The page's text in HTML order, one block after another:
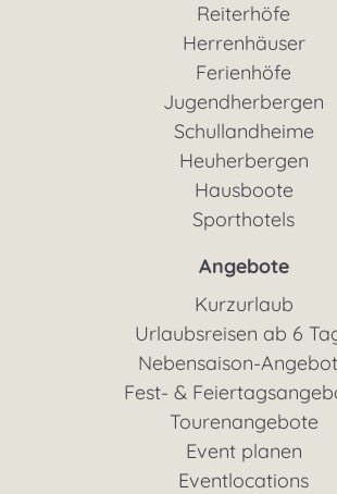
Reiterhöfe
Herrenhäuser
Ferienhöfe
Jugendherbergen
Schullandheime
Heuherbergen
Hausboote
Sporthotels
Angebote
Kurzurlaub
Urlaubsreisen ab 6
Nebensaison-
Fest- &
Tourenangebote
Event planen
Eventlocations